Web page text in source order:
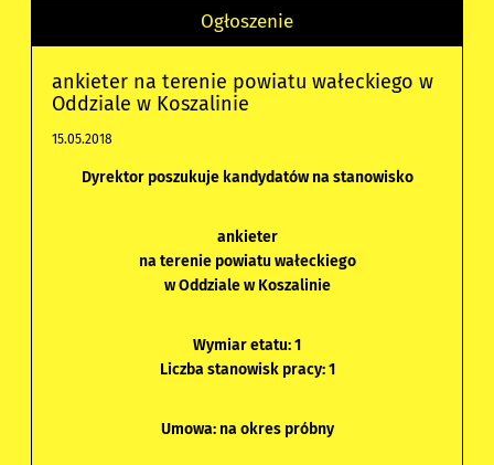
Ogłoszenie
ankieter na terenie powiatu wałeckiego w
Oddziale w Koszalinie
15.05.2018
Dyrektor poszukuje kandydatów na stanowisko
ankieter
na terenie powiatu wałeckiego
w Oddziale w Koszalinie
Wymiar etatu: 1
Liczba stanowisk pracy: 1
Umowa: na okres próbny